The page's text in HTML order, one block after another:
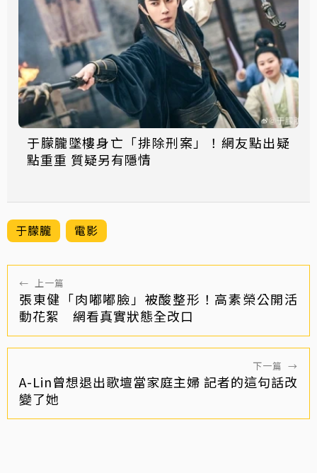
于朦朧墜樓身亡「排除刑案」！網友點出疑
點重重 質疑另有隱情
于朦朧 電影
← 上一篇
張東健「肉嘟嘟臉」被酸整形！高素榮公開活
動花絮 網看真實狀態全改口
下一篇 →
A-Lin曾想退出歌壇當家庭主婦 記者的這句話改
變了她